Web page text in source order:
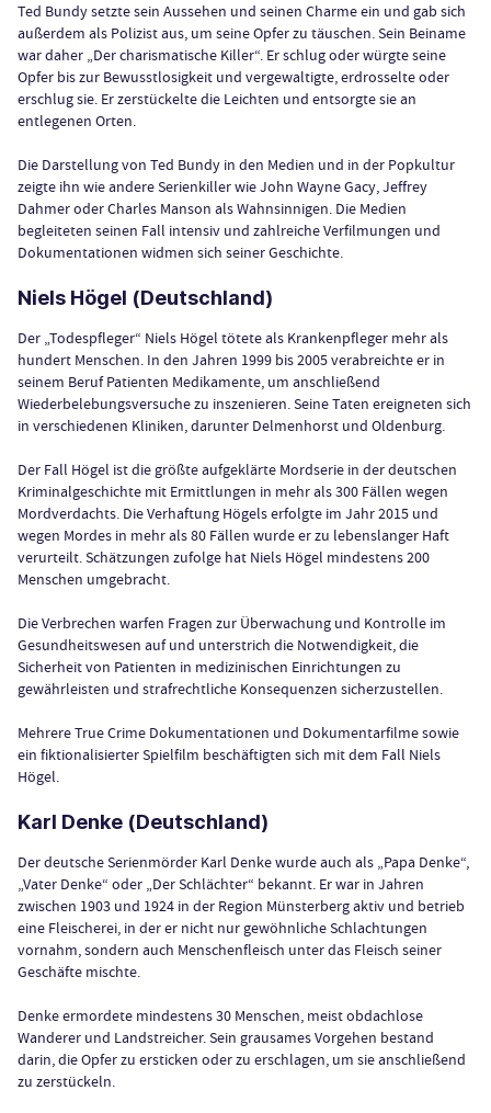
Ted Bundy setzte sein Aussehen und seinen Charme ein und gab sich
außerdem als Polizist aus, um seine Opfer zu täuschen. Sein Beiname
war daher „Der charismatische Killer“. Er schlug oder würgte seine
Opfer bis zur Bewusstlosigkeit und vergewaltigte, erdrosselte oder
erschlug sie. Er zerstückelte die Leichten und entsorgte sie an
entlegenen Orten.
Die Darstellung von Ted Bundy in den Medien und in der Popkultur
zeigte ihn wie andere Serienkiller wie John Wayne Gacy, Jeffrey
Dahmer oder Charles Manson als Wahnsinnigen. Die Medien
begleiteten seinen Fall intensiv und zahlreiche Verfilmungen und
Dokumentationen widmen sich seiner Geschichte.
Niels Högel (Deutschland)
Der „Todespfleger“ Niels Högel tötete als Krankenpfleger mehr als
hundert Menschen. In den Jahren 1999 bis 2005 verabreichte er in
seinem Beruf Patienten Medikamente, um anschließend
Wiederbelebungsversuche zu inszenieren. Seine Taten ereigneten sich
in verschiedenen Kliniken, darunter Delmenhorst und Oldenburg.
Der Fall Högel ist die größte aufgeklärte Mordserie in der deutschen
Kriminalgeschichte mit Ermittlungen in mehr als 300 Fällen wegen
Mordverdachts. Die Verhaftung Högels erfolgte im Jahr 2015 und
wegen Mordes in mehr als 80 Fällen wurde er zu lebenslanger Haft
verurteilt. Schätzungen zufolge hat Niels Högel mindestens 200
Menschen umgebracht.
Die Verbrechen warfen Fragen zur Überwachung und Kontrolle im
Gesundheitswesen auf und unterstrich die Notwendigkeit, die
Sicherheit von Patienten in medizinischen Einrichtungen zu
gewährleisten und strafrechtliche Konsequenzen sicherzustellen.
Mehrere True Crime Dokumentationen und Dokumentarfilme sowie
ein fiktionalisierter Spielfilm beschäftigten sich mit dem Fall Niels
Högel.
Karl Denke (Deutschland)
Der deutsche Serienmörder Karl Denke wurde auch als „Papa Denke“,
„Vater Denke“ oder „Der Schlächter“ bekannt. Er war in Jahren
zwischen 1903 und 1924 in der Region Münsterberg aktiv und betrieb
eine Fleischerei, in der er nicht nur gewöhnliche Schlachtungen
vornahm, sondern auch Menschenfleisch unter das Fleisch seiner
Geschäfte mischte.
Denke ermordete mindestens 30 Menschen, meist obdachlose
Wanderer und Landstreicher. Sein grausames Vorgehen bestand
darin, die Opfer zu ersticken oder zu erschlagen, um sie anschließend
zu zerstückeln.